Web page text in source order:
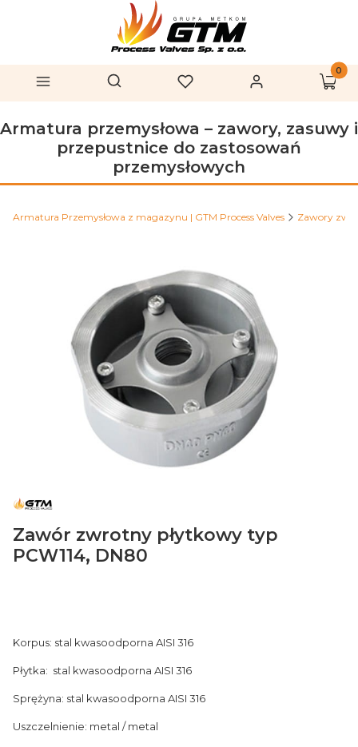
Menu Otwórz wyszukiwarkę
Szukaj Ulubione Zaloguj się
Armatura przemysłowa – zawory, zasuwy i
przepustnice do zastosowań
przemysłowych
Armatura Przemysłowa z magazynu | GTM Process Valves Zawory
Zawór zwrotny płytkowy typ
PCW114, DN80
Korpus: stal kwasoodporna AISI 316
Płytka: stal kwasoodporna AISI 316
Sprężyna: stal kwasoodporna AISI 316
Uszczelnienie: metal / metal